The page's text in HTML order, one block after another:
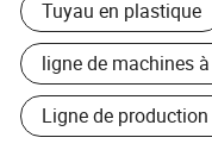
Tuyau en plastique
ligne de machines
Ligne de